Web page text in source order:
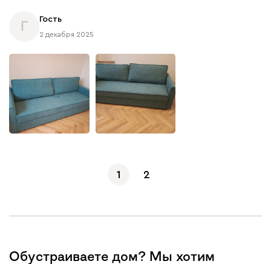
Г
Гость
2 декабря 2025
1 2
Обустраиваете дом? Мы хотим